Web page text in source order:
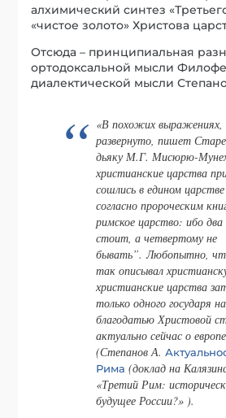
алхимический синтез
«чистое золото» Христова
Отсюда – принципиальная
ортодоксальной мысли
диалектической мысли
«В похожих выражениях,
развернуто, пишет
дьяку М.Г. Мисюрю-
христианские царства
сошлись в едином
согласно пророческим
римское царство: ибо
стоит, а четвертому не
бывать”. Любопытно,
так описывал
христианские царства
только одного государя
благодатью Христовой
актуально сейчас о
(Степанов А.
Рима (доклад на
«Третий Рим:
будущее России?» ).